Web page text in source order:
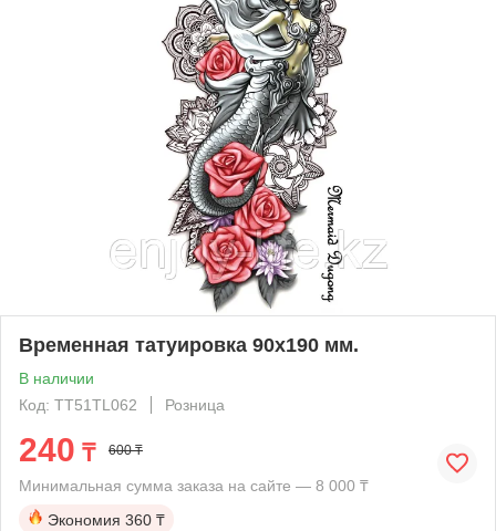
Временная татуировка 90х190 мм.
В наличии
Код: TT51TL062
Розница
240 ₸ 600 ₸
Минимальная сумма заказа на сайте — 8 000 ₸
Экономия 360 ₸